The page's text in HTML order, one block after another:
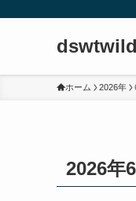
ホーム 2026年
2026年6